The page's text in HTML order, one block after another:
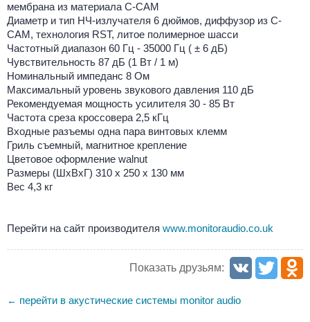
мембрана из материала C-CAM
Диаметр и тип НЧ-излучателя 6 дюймов, диффузор из C-
CAM, технология RST, литое полимерное шасси
Частотный диапазон 60 Гц - 35000 Гц ( ± 6 дБ)
Чувствительность 87 дБ (1 Вт / 1 м)
Номинальный импеданс 8 Ом
Максимальный уровень звукового давления 110 дБ
Рекомендуемая мощность усилителя 30 - 85 Вт
Частота среза кроссовера 2,5 кГц
Входные разъемы одна пара винтовых клемм
Гриль съемный, магнитное крепление
Цветовое оформление walnut
Размеры (ШхВхГ) 310 x 250 x 130 мм
Вес 4,3 кг
Перейти на сайт производителя www.monitoraudio.co.uk
Показать друзьям:
← перейти в акустические системы monitor audio